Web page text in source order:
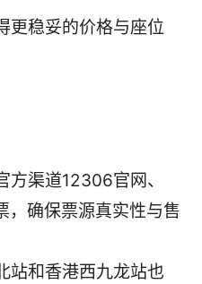
更稳妥的价格与座位
方渠道12306官网、
，确保票源真实性与售
站和香港西九龙站也